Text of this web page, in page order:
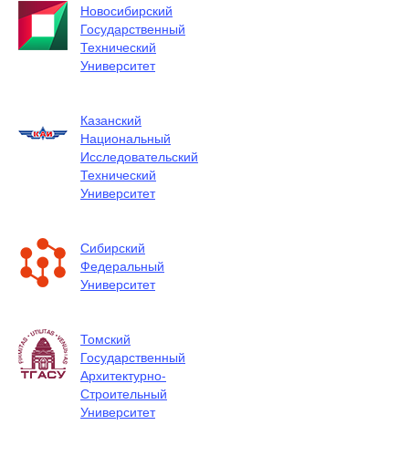
Новосибирский
Государственный
Технический
Университет
Казанский
Национальный
Исследовательский
Технический
Университет
Сибирский
Федеральный
Университет
Томский
Государственный
Архитектурно-
Строительный
Университет